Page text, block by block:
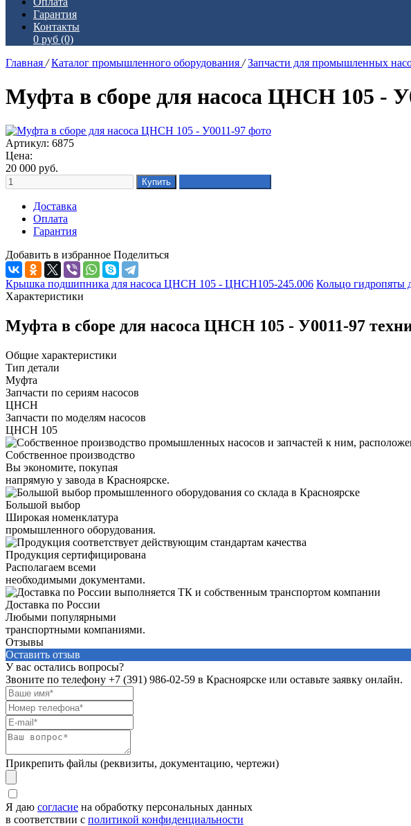
Гарантия
Контакты
0 руб (0)
Главная / Каталог промышленного оборудования / Запчасти для промышленных
Муфта в сборе для насоса ЦНСН 105 -
Артикул: 6875
Цена:
20 000 руб.
Доставка
Оплата
Гарантия
Добавить в избранное Поделиться
Крышка подшипника для насоса ЦНСН 105 - ЦНСН105-245.006 Кольцо гидропяты
Характеристики
Муфта в сборе для насоса ЦНСН 105 - У0011-97
Общие характеристики
Тип детали
Муфта
Запчасти по сериям насосов
ЦНСН
Запчасти по моделям насосов
ЦНСН 105
Собственное производство
Вы экономите, покупая
напрямую у завода в Красноярске.
Большой выбор
Широкая номенклатура
промышленного оборудования.
Продукция сертифицирована
Располагаем всеми
необходимыми документами.
Доставка по России
Любыми популярными
транспортными компаниями.
Отзывы
Оставить отзыв
У вас остались вопросы?
Звоните по телефону +7 (391) 986-02-59 в Красноярске или оставьте заявку онлайн.
Прикрепить файлы (реквизиты, документацию, чертежи)
Я даю согласие на обработку персональных данных
в соответствии с политикой конфиденциальности